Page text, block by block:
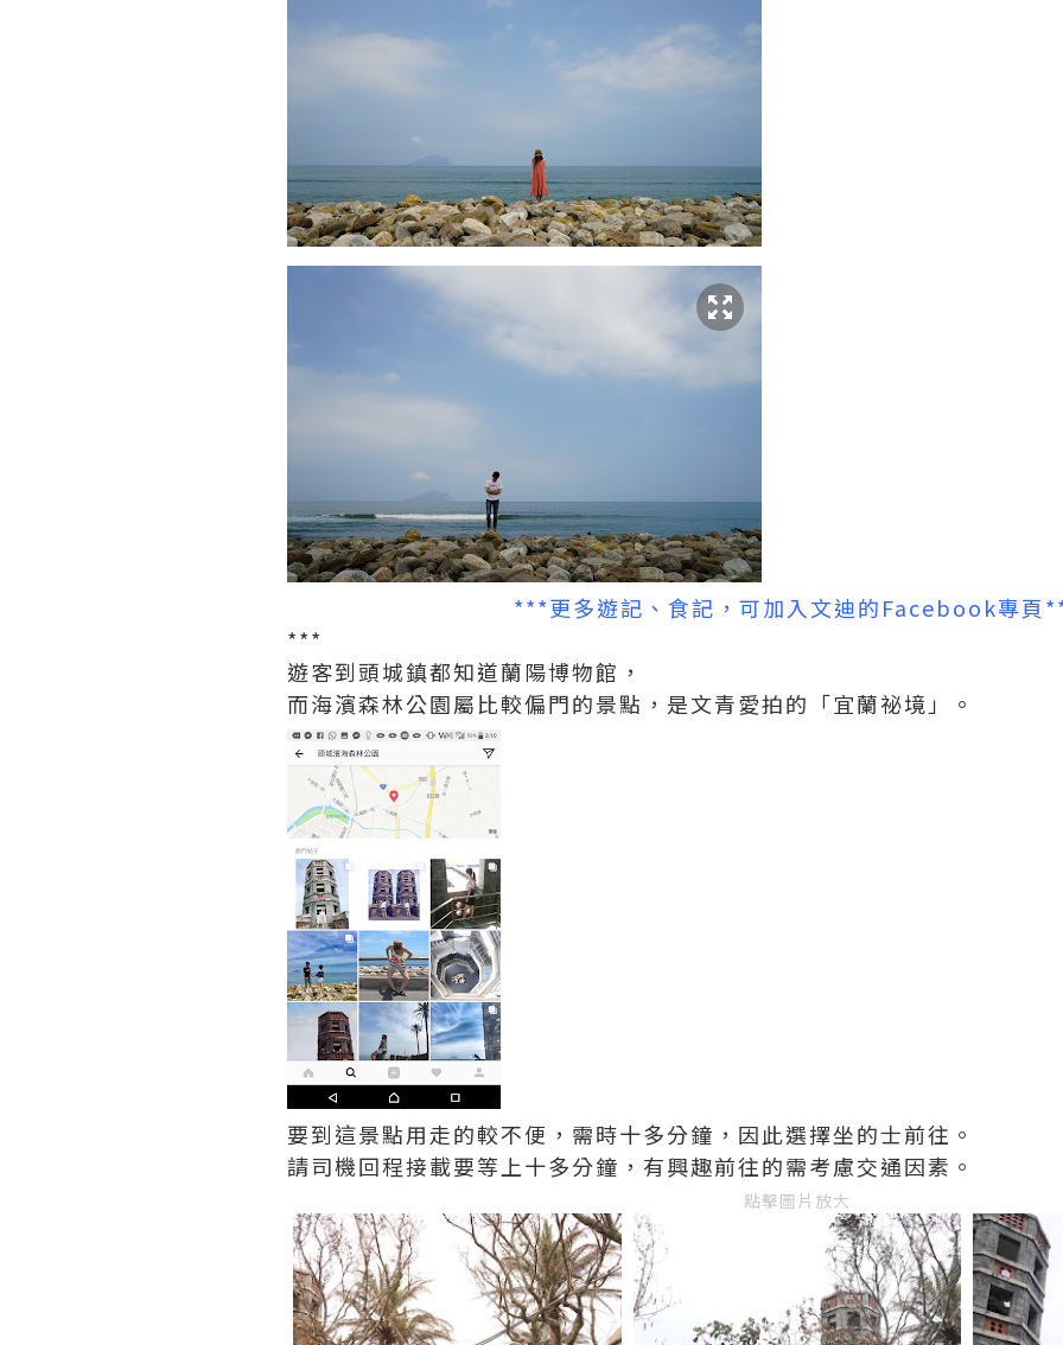
***更多遊記、食記，可加入文迪的Facebook專頁
***
遊客到頭城鎮都知道蘭陽博物館，
而海濱森林公園屬比較偏門的景點，是文青愛拍的「宜蘭祕境」。
要到這景點用走的較不便，需時十多分鐘，因此選擇坐的士前往。
請司機回程接載要等上十多分鐘，有興趣前往的需考慮交通因素。
點擊圖片放大